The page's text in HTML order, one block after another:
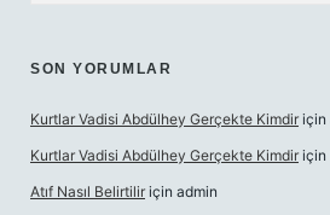
SON YORUMLAR
Kurtlar Vadisi Abdülhey Gerçekte Kimdir için
Kurtlar Vadisi Abdülhey Gerçekte Kimdir için
Atıf Nasıl Belirtilir için admin